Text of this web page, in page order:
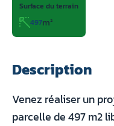
Surface du terrain
497m²
Description
Venez réaliser un
parcelle de 497 m2